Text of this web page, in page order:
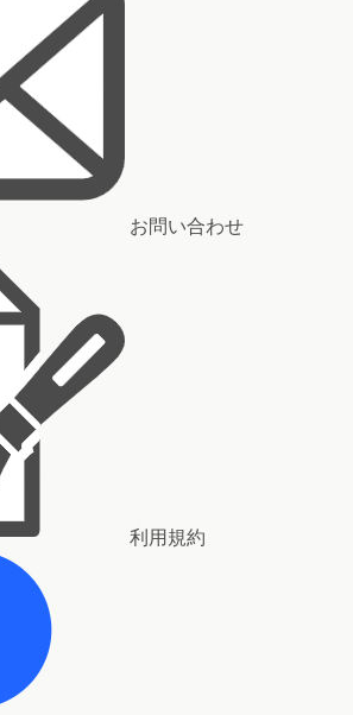
お問い合わせ
利用規約